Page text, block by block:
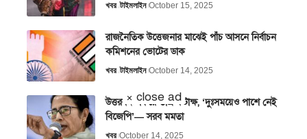
খবর টাইমলাইন October 15, 2025
রাজনৈতিক উত্তেজনার মাঝেই পাঁচ আসনে নির্বাচন
কমিশনের ভোটের ডাক
খবর টাইমলাইন October 14, 2025
উত্তরবঙ্গ সফরে তীব্র কটাক্ষ, ‘দুঃসময়েও পাশে নেই
বিজেপি’— সরব মমতা
খবর October 14, 2025
× close ad